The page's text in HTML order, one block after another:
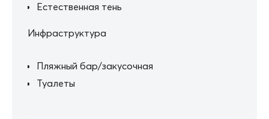
Естественная тень
Инфраструктура
Пляжный бар/закусочная
Туалеты